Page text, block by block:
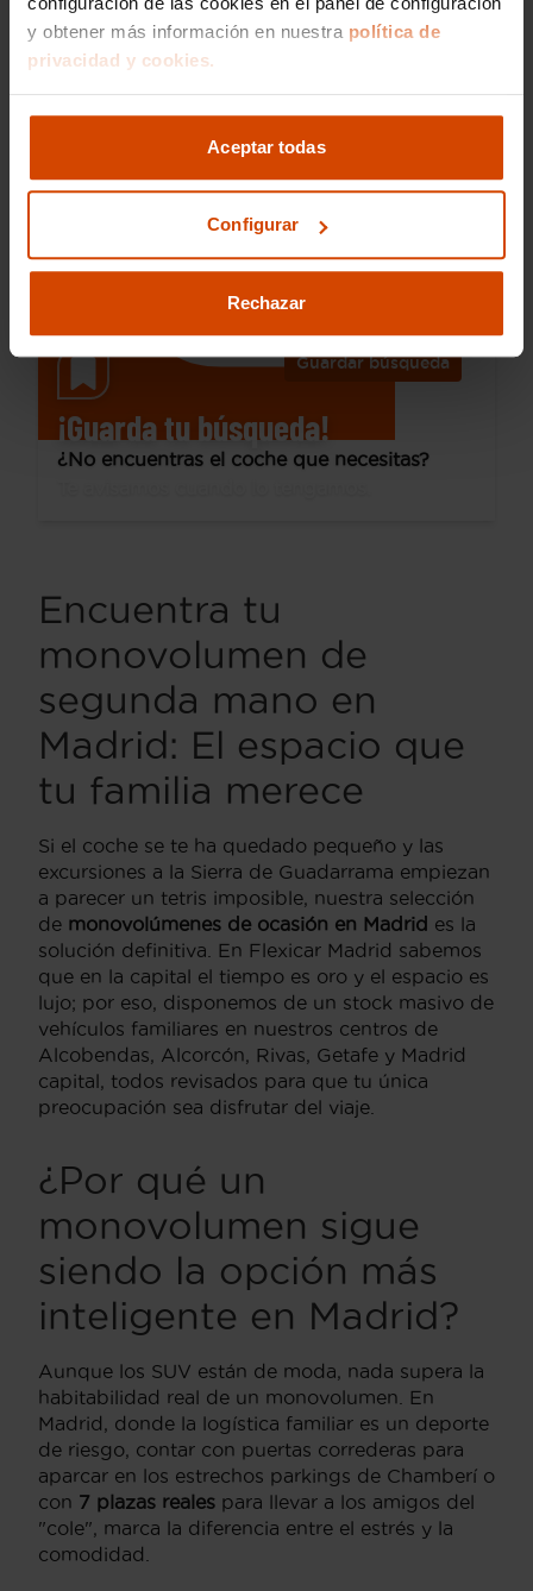
y obtener más información en nuestra política de
privacidad y cookies.
Aceptar todas
Configurar
Rechazar
Desde 218 € /mes*
Peugeot Rifter
Active Pack Busin. Standard BlueHDi 73kW
2021
113.548 km
Manual
Villalba
Guardar búsqueda
¡Guarda tu búsqueda!
¿No encuentras el coche que necesitas?
Encuentra tu
monovolumen de
segunda mano en
Madrid: El espacio que
tu familia merece
Si el coche se te ha quedado pequeño y las
excursiones a la Sierra de Guadarrama empiezan
a parecer un tetris imposible, nuestra selección
de monovolúmenes de ocasión en Madrid es la
solución definitiva. En Flexicar Madrid sabemos
que en la capital el tiempo es oro y el espacio es
lujo; por eso, disponemos de un stock masivo de
vehículos familiares en nuestros centros de
Alcobendas, Alcorcón, Rivas, Getafe y Madrid
capital, todos revisados para que tu única
preocupación sea disfrutar del viaje.
¿Por qué un
monovolumen sigue
siendo la opción más
inteligente en Madrid?
Aunque los SUV están de moda, nada supera la
habitabilidad real de un monovolumen. En
Madrid, donde la logística familiar es un deporte
de riesgo, contar con puertas correderas para
aparcar en los estrechos parkings de Chamberí o
con 7 plazas reales para llevar a los amigos del
"cole", marca la diferencia entre el estrés y la
comodidad.